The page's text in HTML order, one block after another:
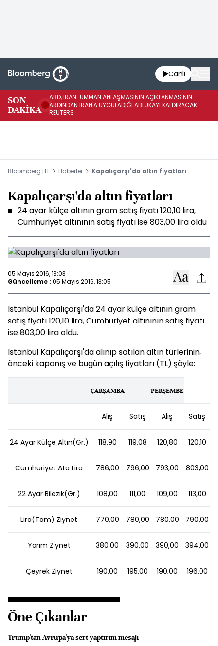
Canlı
SON
DAKİKA
ABD, İRAN-UMMAN ANLAŞMASININ AÇIKLANMASININ
ARDINDAN İRAN'A UYGULADIĞI ABLUKAYI KALDIRACAK -
REUTERS
Bloomberg HT Haberler Kapalıçarşı'da altın fiyatları
Kapalıçarşı'da altın fiyatları
24 ayar külçe altının gram satış fiyatı 120,10 lira,
Cumhuriyet altınının satış fiyatı ise 803,00 lira oldu
05 Mayıs 2016, 13:03
Güncelleme : 05 Mayıs 2016, 13:05
İstanbul Kapalıçarşı'da 24 ayar külçe altının gram
satış fiyatı 120,10 lira, Cumhuriyet altınının satış fiyatı
ise 803,00 lira oldu.
İstanbul Kapalıçarşı'da alınıp satılan altın türlerinin,
önceki kapanış ve bugün açılış fiyatları (TL) şöyle:
ÇARŞAMBA PERŞEMBE
Alış Satış Alış Satış
24 Ayar Külçe Altın(Gr.) 118,90 119,08 120,80 120,10
Cumhuriyet Ata Lira 786,00 796,00 793,00 803,00
22 Ayar Bilezik(Gr.) 108,00 111,00 109,00 113,00
Lira(Tam) Ziynet 770,00 780,00 780,00 790,00
Yarım Ziynet 380,00 390,00 390,00 394,00
Çeyrek Ziynet 190,00 195,00 190,00 196,00
Öne Çıkanlar
Trump'tan Avrupa'ya sert yaptırım mesajı